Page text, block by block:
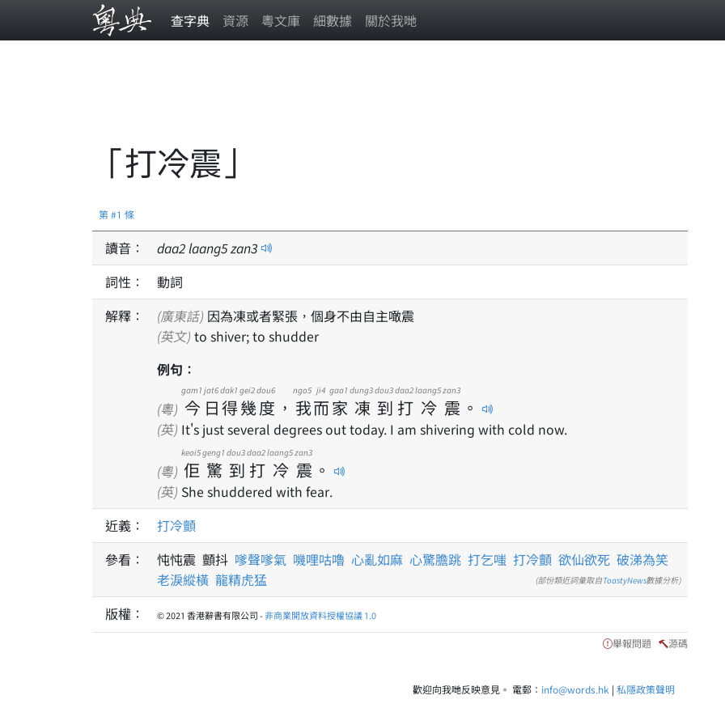
查字典 資源 粵文庫 細數據 關於我哋
「打冷震」
第 #1 條
讀音： daa2laang5zan3
詞性：
動詞
解釋：
(廣東話) 因為凍或者緊張，個身不由自主噉震
(英文) to shiver; to shudder
例句：
(粵) 今
gam1
日
jat6
得
dak1
幾
gei2
度
dou6
， 我
ngo5
而
ji4
家
gaa1
凍
dung3
到
dou3
打
daa2
冷
laang5
震
zan3
。
(英) It's just several degrees out today. I am shivering with cold now.
(粵) 佢
keoi5
驚
geng1
到
dou3
打
daa2
冷
laang5
震
zan3
。
(英) She shuddered with fear.
近義：
打冷顫
參看：
忳忳震 顫抖 嗲聲嗲氣 嘰哩咕嚕 心亂如麻 心驚膽跳 打乞嗤 打冷顫 欲仙欲死 破涕為笑
老淚縱橫 龍精虎猛 (部份類近詞彙取自ToastyNews數據分析)
版權： © 2021 香港辭書有限公司 -非商業開放資料授權協議 1.0
舉報問題 源碼
歡迎向我哋反映意見。 電郵： info@words.hk | 私隱政策聲明